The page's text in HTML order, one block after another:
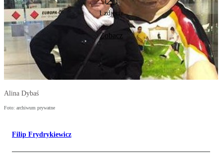
1 zdjęcie
Zobacz
Alina Dybaś
Foto: archiwum prywatne
Filip Frydrykiewicz